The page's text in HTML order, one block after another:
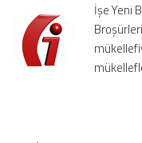
ve
Ödevleri
Broşürleri
için
İşe Yeni